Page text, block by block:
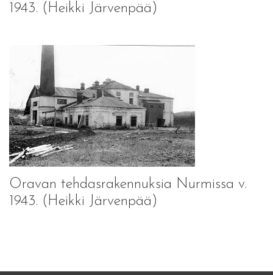
1943. (Heikki Järvenpää)
Oravan tehdasrakennuksia Nurmissa v.
1943. (Heikki Järvenpää)